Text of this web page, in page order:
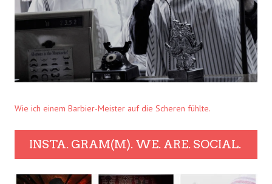
Wie ich einem Barbier-Meister auf die Scheren fühlte.
INSTA. GRAM(M). WE. ARE. SOCIAL.